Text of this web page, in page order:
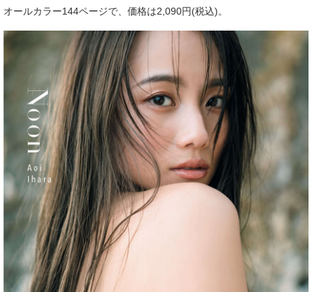
オールカラー144ページで、価格は2,090円(税込)。